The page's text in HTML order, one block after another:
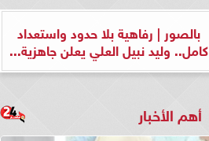
بالصور | رفاهية بلا حدود واستعداد
كامل.. وليد نبيل العلي يعلن جاهزية...
أهم الأخبار